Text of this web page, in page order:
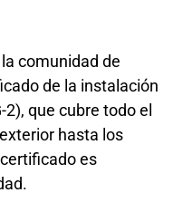
la comunidad de
de la instalación
que cubre todo el
hasta los
es